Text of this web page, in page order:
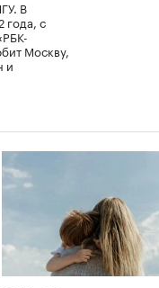
В
года, с
Москву,
и